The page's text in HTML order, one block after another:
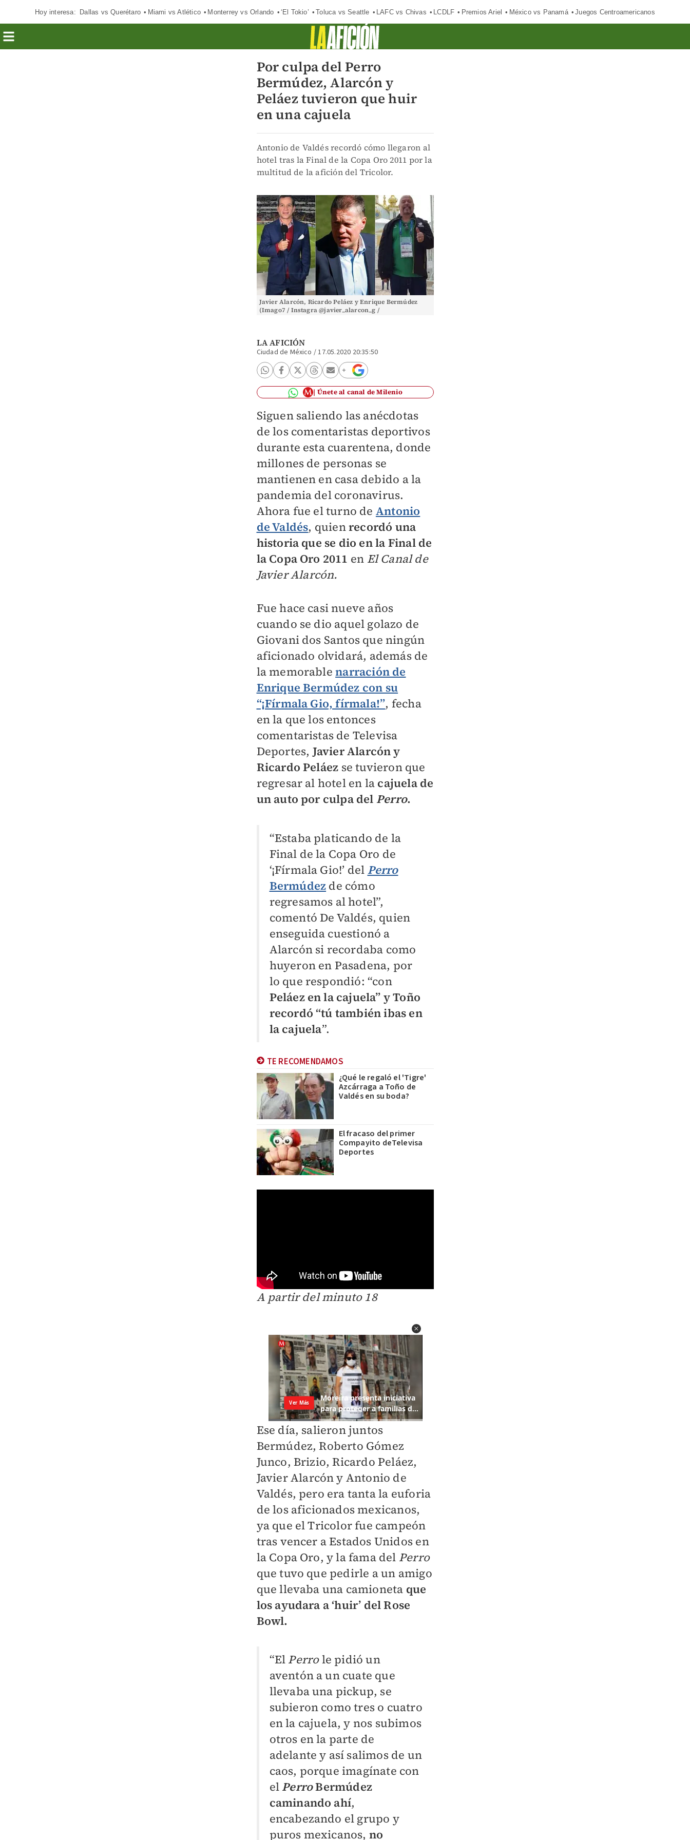
Hoy interesa: Dallas vs Querétaro Miami vs Atlético Monterrey vs Orlando ‘El Tokio’ Toluca vs Seattle LAFC vs Chivas LCDLF Premios Ariel México vs Panamá Juegos Centroamericanos
Por culpa del Perro
Bermúdez, Alarcón y
Peláez tuvieron que huir
en una cajuela
Antonio de Valdés recordó cómo llegaron al
hotel tras la Final de la Copa Oro 2011 por la
multitud de la afición del Tricolor.
Javier Alarcón, Ricardo Peláez y Enrique Bermúdez
(Imago7 / Instagra @javier_alarcon_g /
LA AFICIÓN
Ciudad de México /17.05.2020 20:35:50
Únete al canal de Milenio
Siguen saliendo las anécdotas
de los comentaristas deportivos
durante esta cuarentena, donde
millones de personas se
mantienen en casa debido a la
pandemia del coronavirus.
Ahora fue el turno de Antonio
de Valdés, quienrecordó una
historia que se dio en la Final de
la Copa Oro 2011 en El Canal de
Javier Alarcón.
Fue hace casi nueve años
cuando se dio aquel golazo de
Giovani dos Santos que ningún
aficionado olvidará, además de
la memorablenarración de
Enrique Bermúdez con su
“¡Fírmala Gio, fírmala!”, fecha
en la que los entonces
comentaristas de Televisa
Deportes, Javier Alarcón y
Ricardo Peláez se tuvieron que
regresar al hotel en la cajuela de
un auto por culpa del Perro.
“Estaba platicando de la
Final de la Copa Oro de
‘¡Fírmala Gio!’ del Perro
Bermúdez de cómo
regresamos al hotel”,
comentó De Valdés, quien
enseguida cuestionó a
Alarcón si recordaba como
huyeron en Pasadena, por
lo que respondió: “con
Peláez en la cajuela” y Toño
recordó “tú también ibas en
la cajuela”.
TE RECOMENDAMOS
¿Qué le regaló el 'Tigre'
Azcárraga a Toño de
Valdés en su boda?
El fracaso del primer
Compayito deTelevisa
Deportes
A partir del minuto 18
​Ese día, salieron juntos
Bermúdez, Roberto Gómez
Junco, Brizio, Ricardo Peláez,
Javier Alarcón y Antonio de
Valdés, pero era tanta la euforia
de los aficionados mexicanos,
ya que el Tricolor fue campeón
tras vencer a Estados Unidos en
la Copa Oro, y la fama del Perro
que tuvo que pedirle a un amigo
que llevaba una camioneta que
los ayudara a ‘huir’ del Rose
Bowl.
“El Perrole pidió un
aventón a un cuate que
llevaba una pickup, se
subieron como tres o cuatro
en la cajuela, y nos subimos
otros en la parte de
adelante y así salimos de un
caos, porque imagínate con
el PerroBermúdez
caminando ahí,
encabezando el grupo y
puros mexicanos, no